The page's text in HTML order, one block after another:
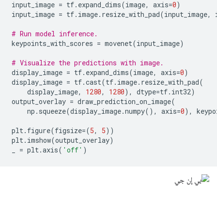
input_image = tf. expand_dims(image, axis=0)
input_image = tf. image. resize_with_pad(input_image,
# Run model inference.
keypoints_with_scores = movenet(input_image)
# Visualize the predictions with image.
display_image = tf. expand_dims(image, axis=0)
display_image = tf.cast(tf. image. resize_with_pad(
display_image, 1280, 1280), dtype=tf. int32)
output_overlay = draw_prediction_on_image(
np . squeeze(display_image.numpy(), axis=0),
plt. figure(figsize=(5, 5))
plt. imshow(output_overlay)
= plt.axis( 'off' )